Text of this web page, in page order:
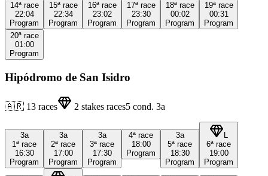
14ª race
22:04
Program
15ª race
22:34
Program
16ª race
23:02
Program
17ª race
23:30
Program
18ª race
00:02
Program
19ª race
00:31
Program
20ª race
01:00
Program
Hipódromo de San Isidro
🇦🇷 13 races 2 stakes races5 cond. 3a
3a
1ª race
16:30
Program
3a
2ª race
17:00
Program
3a
3ª race
17:30
Program
4ª race
18:00
Program
3a
5ª race
18:30
Program
6ª race
19:00
Program